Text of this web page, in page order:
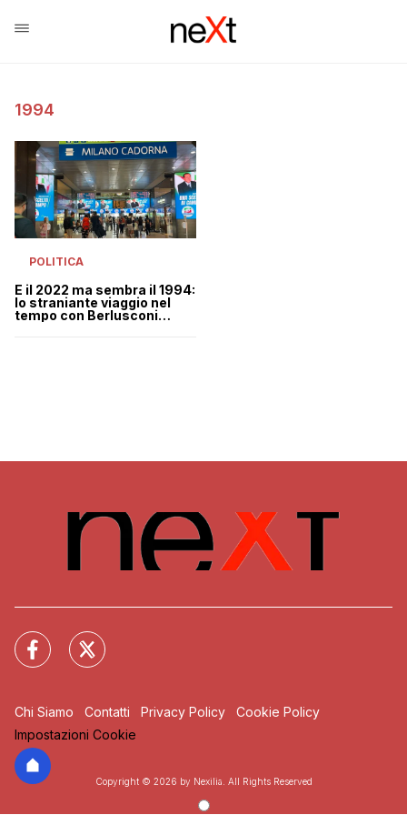
1994
POLITICA
È il 2022 ma sembra il 1994:
lo straniante viaggio nel
tempo con Berlusconi
Chi Siamo Contatti Privacy Policy
Cookie Policy
Impostazioni Cookie
Copyright © 2026 by Nexilia. All Rights Reserved